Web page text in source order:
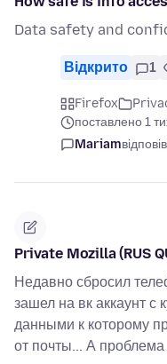
Data safety and
Відкрито 1
Firefox
поставлено 1
Mariamвідповів
Private Mozilla (RUS
Недавно сбросил
зашел на вк аккаунт
данными к которому
от почты... А